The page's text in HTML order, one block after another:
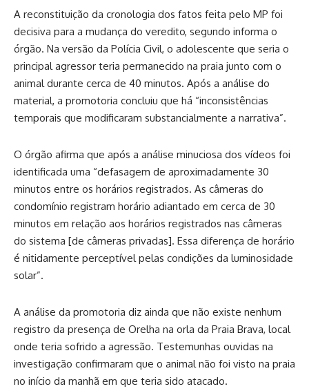
A reconstituição da cronologia dos fatos feita pelo MP foi
decisiva para a mudança do veredito, segundo informa o
órgão. Na versão da Polícia Civil, o adolescente que seria o
principal agressor teria permanecido na praia junto com o
animal durante cerca de 40 minutos. Após a análise do
material, a promotoria concluiu que há “inconsistências
temporais que modificaram substancialmente a narrativa”.
O órgão afirma que após a análise minuciosa dos vídeos foi
identificada uma “defasagem de aproximadamente 30
minutos entre os horários registrados. As câmeras do
condomínio registram horário adiantado em cerca de 30
minutos em relação aos horários registrados nas câmeras
do sistema [de câmeras privadas]. Essa diferença de horário
é nitidamente perceptível pelas condições da luminosidade
solar”.
A análise da promotoria diz ainda que não existe nenhum
registro da presença de Orelha na orla da Praia Brava, local
onde teria sofrido a agressão. Testemunhas ouvidas na
investigação confirmaram que o animal não foi visto na praia
no início da manhã em que teria sido atacado.